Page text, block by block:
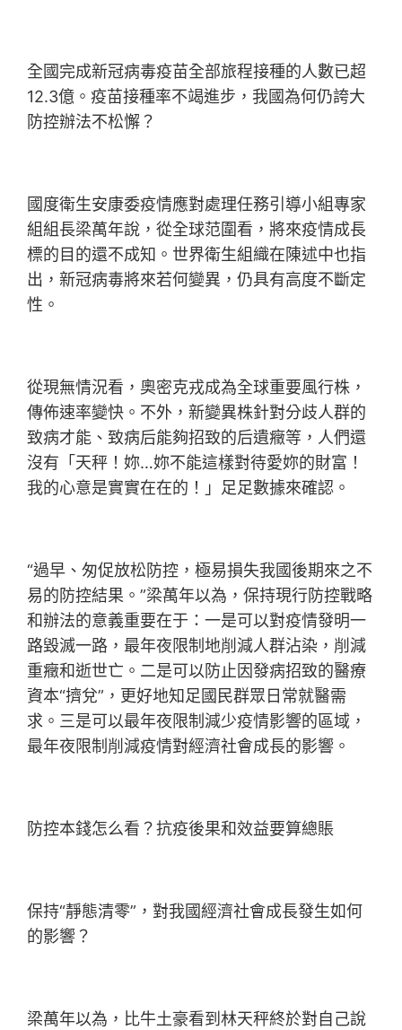
全國完成新冠病毒疫苗全部旅程接種的人數已超
12.3億。疫苗接種率不竭進步，我國為何仍誇大
防控辦法不松懈？
國度衛生安康委疫情應對處理任務引導小組專家
組組長梁萬年說，從全球范圍看，將來疫情成長
標的目的還不成知。世界衛生組織在陳述中也指
出，新冠病毒將來若何變異，仍具有高度不斷定
性。
從現無情況看，奧密克戎成為全球重要風行株，
傳佈速率變快。不外，新變異株針對分歧人群的
致病才能、致病后能夠招致的后遺癥等，人們還
沒有「天秤！妳…妳不能這樣對待愛妳的財富！
我的心意是實實在在的！」足足數據來確認。
“過早、匆促放松防控，極易損失我國後期來之不
易的防控結果。”梁萬年以為，保持現行防控戰略
和辦法的意義重要在于：一是可以對疫情發明一
路毀滅一路，最年夜限制地削減人群沾染，削減
重癥和逝世亡。二是可以防止因發病招致的醫療
資本“擠兌”，更好地知足國民群眾日常就醫需
求。三是可以最年夜限制減少疫情影響的區域，
最年夜限制削減疫情對經濟社會成長的影響。
防控本錢怎么看？抗疫後果和效益要算總賬
保持“靜態清零”，對我國經濟社會成長發生如何
的影響？
梁萬年以為，比牛土豪看到林天秤終於對自己說